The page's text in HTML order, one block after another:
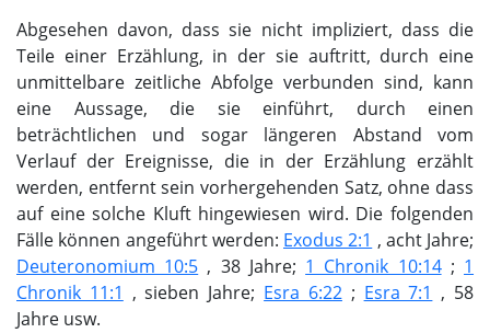
Abgesehen davon, dass sie nicht impliziert, dass die
Teile einer Erzählung, in der sie auftritt, durch eine
unmittelbare zeitliche Abfolge verbunden sind, kann
eine Aussage, die sie einführt, durch einen
beträchtlichen und sogar längeren Abstand vom
Verlauf der Ereignisse, die in der Erzählung erzählt
werden, entfernt sein vorhergehenden Satz, ohne dass
auf eine solche Kluft hingewiesen wird. Die folgenden
Fälle können angeführt werden: Exodus 2:1 , acht Jahre;
Deuteronomium 10:5 , 38 Jahre; 1 Chronik 10:14; 1
Chronik 11:1 , sieben Jahre; Esra 6:22; Esra 7:1 , 58
Jahre usw.